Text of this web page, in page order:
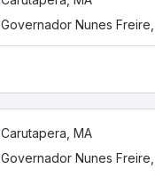
Governador Nunes
Carutapera, MA
Governador Nunes